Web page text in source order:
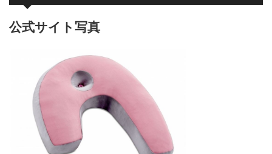
公式サイト写真